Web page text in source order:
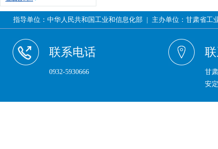
指导单位：中华人民共和国工业和信息化部 | 主办单位：甘肃省
联系电话
0932-5930666
甘
安